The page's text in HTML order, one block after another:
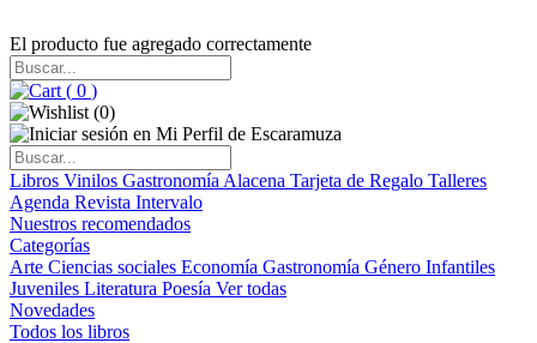
El producto fue agregado correctamente
( 0 )
(0)
Libros Vinilos Gastronomía Alacena Tarjeta de Regalo Talleres
Agenda Revista Intervalo
Nuestros recomendados
Categorías
Arte Ciencias sociales Economía Gastronomía Género Infantiles
Juveniles Literatura Poesía Ver todas
Novedades
Todos los libros